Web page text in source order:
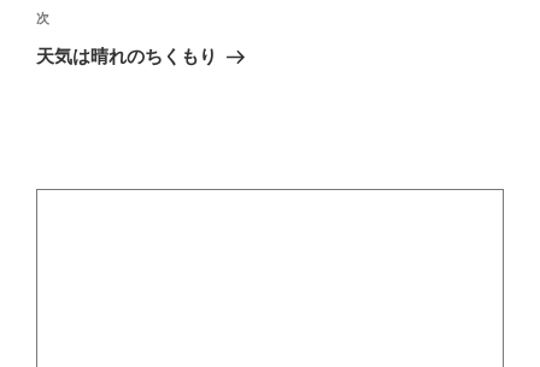
ビ
ゲ
ン
稿
次
の
次
天気は晴れのちくもり